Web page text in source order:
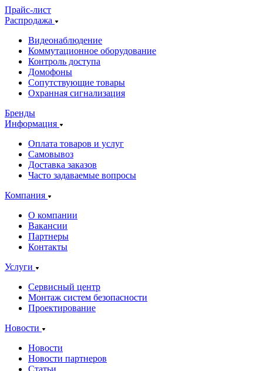
Прайс-лист
Распродажа
Видеонаблюдение
Коммутационное оборудование
Контроль доступа
Домофоны
Сопутствующие товары
Охранная сигнализация
Бренды
Информация
Оплата товаров и услуг
Самовывоз
Доставка заказов
Часто задаваемые вопросы
Компания
О компании
Вакансии
Партнеры
Контакты
Услуги
Сервисный центр
Монтаж систем безопасности
Проектирование
Новости
Новости
Новости партнеров
Статьи